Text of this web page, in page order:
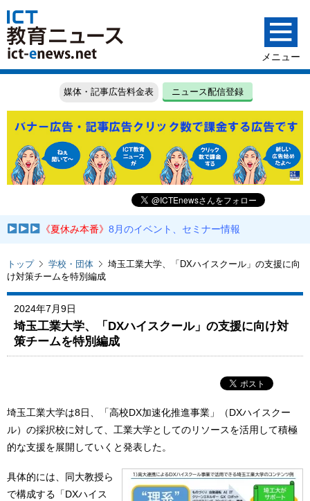
媒体・記事広告料金表 ニュース配信登録
《夏休み本番》8月のイベント、セミナー情報
トップ 学校・団体
埼玉工業大学、「DXハイスクール」の支援に向
け対策チームを特別編成
2024年7月9日
埼玉工業大学、「DXハイスクール」の支援に向け対
策チームを特別編成
埼玉工業大学は8日、「高校DX加速化推進事業」（DXハイスクー
ル）の採択校に対して、工業大学としてのリソースを活用して積極
的な支援を展開していくと発表した。
具体的には、同大教授ら
で構成する「DXハイス